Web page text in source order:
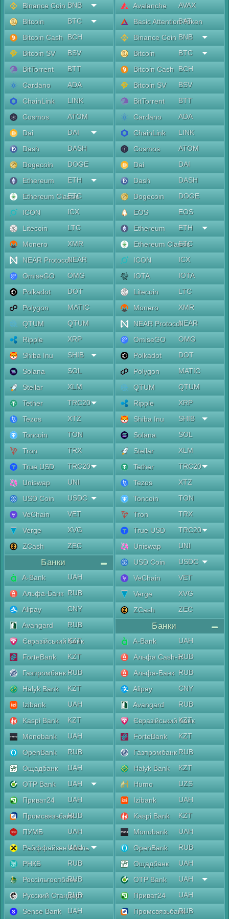
Binance Coin BNB
Bitcoin
BTC
Bitcoin Cash
BCH
Bitcoin SV
BSV
BitTorrent
BTT
Cardano
ADA
ChainLink
LINK
Cosmos
ATOM
Dai
DAI
Dash
DASH
Dogecoin
DOGE
Ethereum
ETH
Ethereum Classic
ETC
ICON
ICX
Litecoin
LTC
Monero
XMR
NEAR ProtocolNEAR
OmiseGO
OMG
Polkadot
DOT
Polygon
MATIC
QTUM
QTUM
Ripple
XRP
Shiba Inu
SHIB
Solana
SOL
Stellar
XLM
Tether
TRC20
Tezos
XTZ
Toncoin
TON
Tron
TRX
True USD
TRC20
Uniswap
UNI
USD Coin
USDC
VeChain
VET
Verge
XVG
ZCash
ZEC
Банки
A-Bank
UAH
Альфа-Банк RUB
Alipay
CNY
Avangard
RUB
Євразійський банк
KZT
ForteBank
KZT
Газпромбанк RUB
Halyk Bank
KZT
Izibank
UAH
Kaspi Bank
KZT
Monobank
UAH
OpenBank
RUB
Ощадбанк
UAH
OTP Bank
UAH
Приват24
UAH
ПромсвязьбанкRUB
ПУМБ
UAH
Райффайзен Аваль
UAH
РНКБ
RUB
Россільгоспбанк
RUB
Русский Стандарт
RUB
Sense Bank
UAH
Avalanche
AVAX
Basic Attention Token
BAT
Binance Coin BNB
Bitcoin
BTC
Bitcoin Cash
BCH
Bitcoin SV
BSV
BitTorrent
BTT
Cardano
ADA
ChainLink
LINK
Cosmos
ATOM
Dai
DAI
Dash
DASH
Dogecoin
DOGE
EOS
EOS
Ethereum
ETH
Ethereum Classic
ETC
ICON
ICX
IOTA
IOTA
Litecoin
LTC
Monero
XMR
NEAR ProtocolNEAR
OmiseGO
OMG
Polkadot
DOT
Polygon
MATIC
QTUM
QTUM
Ripple
XRP
Shiba Inu
SHIB
Solana
SOL
Stellar
XLM
Tether
TRC20
Tezos
XTZ
Toncoin
TON
Tron
TRX
True USD
TRC20
Uniswap
UNI
USD Coin
USDC
VeChain
VET
Verge
XVG
ZCash
ZEC
Банки
A-Bank
UAH
Альфа Cash-inRUB
Альфа-Банк RUB
Alipay
CNY
Avangard
RUB
Євразійський банк
KZT
ForteBank
KZT
Газпромбанк RUB
Halyk Bank
KZT
Humo
UZS
Izibank
UAH
Kaspi Bank
KZT
Monobank
UAH
OpenBank
RUB
Ощадбанк
UAH
OTP Bank
UAH
Приват24
UAH
ПромсвязьбанкRUB